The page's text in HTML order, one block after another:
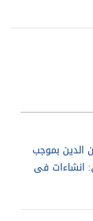
الدين بموجب
انشاءات فى